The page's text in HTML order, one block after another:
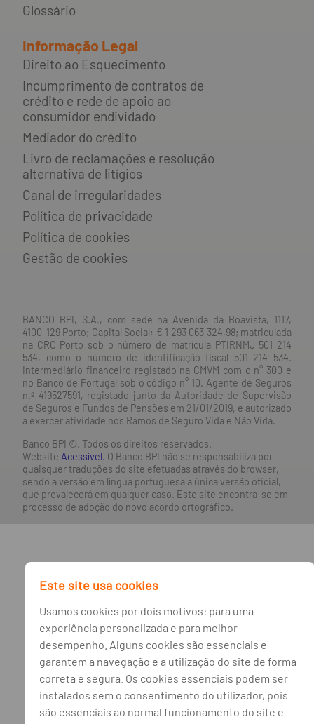
Glossário
Informação Legal
Direito ao Esquecimento
Incumprimento de contratos de
crédito e rede de apoio ao
consumidor endividado
Mediador do crédito
Livro de reclamações e resolução
alternativa de litígios
Canal de irregularidades
Política de privacidade
Política de cookies
Gestão de cookies
BANCO BPI, S.A., com sede na Avenida da Boavista, 1117,
4100-129 Porto; Capital Social: € 1 293 063 324,98; matriculada
na CRC Porto sob o número de matrícula PTIRNMJ 501 214
534, como o número de identificação fiscal 501 214 534.
Intermediário financeiro registado na CMVM com o n° 300 e
no Banco de Portugal sob o código n° 10. Agente de Seguros
n.º 419527591, registado junto da Autoridade de Supervisão
de Seguros e Fundos de Pensões em 21/01/2019, e autorizado
a exercer atividade nos Ramos de Seguro Vida e Não Vida.
Banco BPI ©. Todos os direitos reservados.
Website Acessível. O Banco BPI não se responsabiliza por
quaisquer traduções do site efetuadas através do browser,
sendo a versão em língua portuguesa a única versão oficial,
que prevalecerá em qualquer caso. Este site encontra-se em
processo de adoção do novo acordo ortográfico.
Este site usa cookies
Usamos cookies por dois motivos: para uma
experiência personalizada e para melhor
desempenho. Alguns cookies são essenciais e
garantem a navegação e a utilização do site de forma
correta e segura. Os cookies essenciais podem ser
instalados sem o consentimento do utilizador, pois
são essenciais ao normal funcionamento do site e